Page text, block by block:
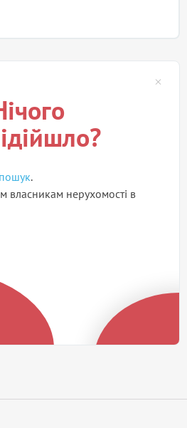
.
власникам нерухомості в